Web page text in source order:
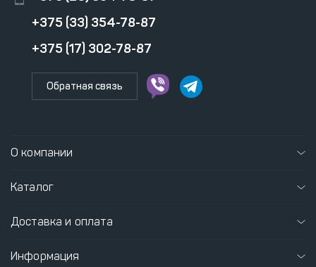
+375 (33) 354-78-87
+375 (17) 302-78-87
Обратная связь
О компании
Каталог
Доставка и оплата
Информация